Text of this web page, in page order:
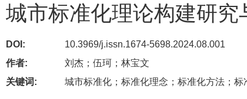
城市标准化理论构建研究
DOI:
10.3969/j.issn.1674-5698.2024.08.001
作者:
刘杰；伍珂；林宝文
关键词:
城市标准化；标准化理念；标准化方法；标